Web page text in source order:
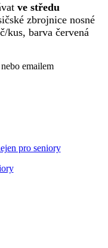
ve středu
zbrojnice nosné
kus, barva červená
emailem
pro seniory